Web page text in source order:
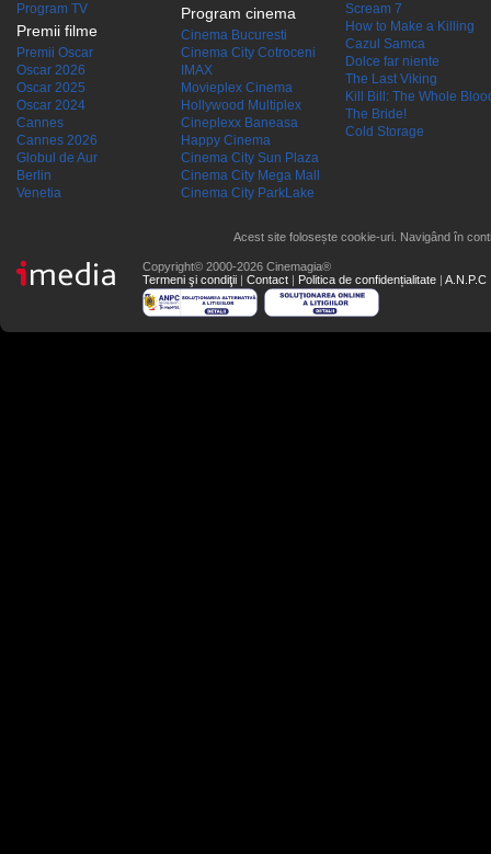
Program TV
Premii filme
Premii Oscar
Oscar 2026
Oscar 2025
Oscar 2024
Cannes
Cannes 2026
Globul de Aur
Berlin
Venetia
Program cinema
Cinema Bucuresti
Cinema City Cotroceni
IMAX
Movieplex Cinema
Hollywood Multiplex
Cineplexx Baneasa
Happy Cinema
Cinema City Sun Plaza
Cinema City Mega Mall
Cinema City ParkLake
Scream 7
How to Make a Killing
Cazul Samca
Dolce far niente
The Last Viking
Kill Bill: The Whole
The Bride!
Cold Storage
Acest site folosește cookie-uri. Navigând în
Copyright© 2000-2026 Cinemagia®
Termeni şi condiţii | Contact | Politica de confidențialitate | A.N.P.C